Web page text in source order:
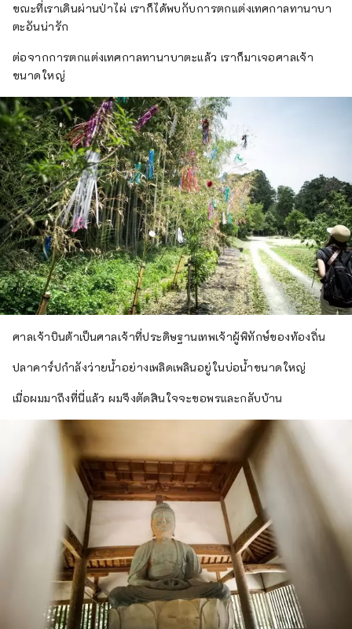
ขณะที่เราเดินผ่านป่าไผ่ เราก็ได้พบกับการตกแต่งเทศกาลทานาบา
ตะอันน่ารัก
ต่อจากการตกแต่งเทศกาลทานาบาตะแล้ว เราก็มาเจอศาลเจ้า
ขนาดใหญ่
ศาลเจ้าบินต้าเป็นศาลเจ้าที่ประดิษฐานเทพเจ้าผู้พิทักษ์ของท้องถิ่น
ปลาคาร์ปกำลังว่ายน้ำอย่างเพลิดเพลินอยู่ในบ่อน้ำขนาดใหญ่
เมื่อผมมาถึงที่นี่แล้ว ผมจึงตัดสินใจจะขอพรและกลับบ้าน